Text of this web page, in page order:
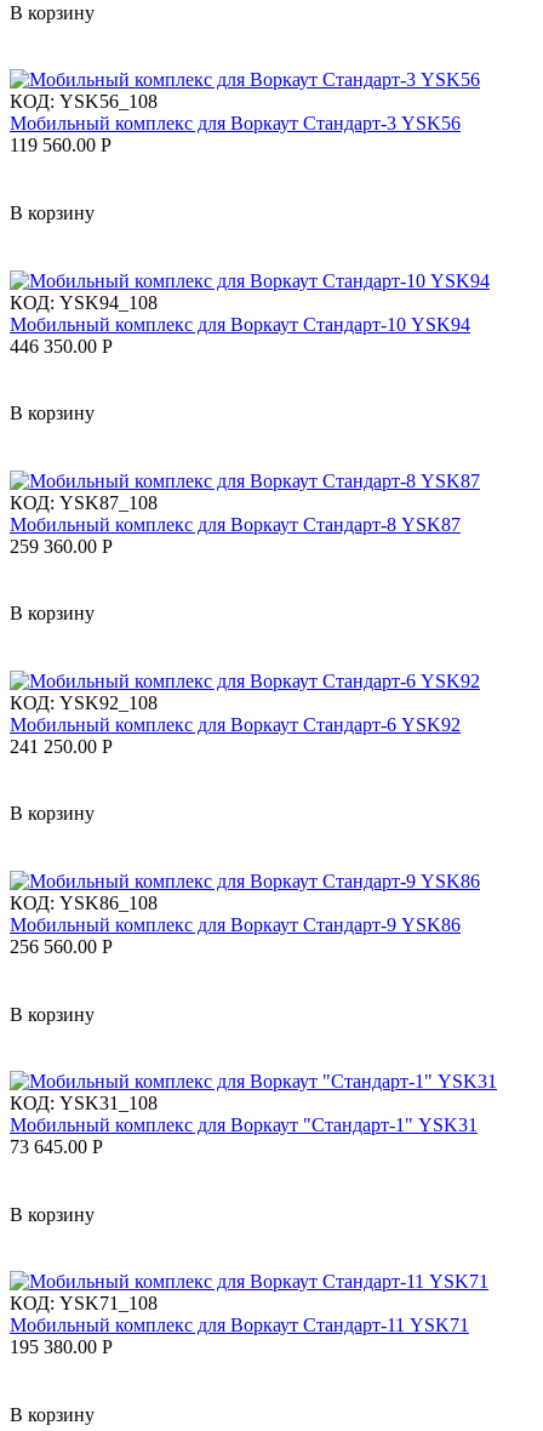
В корзину
КОД: YSK56_108
Мобильный комплекс для Воркаут Стандарт-3 YSK56
119 560.00 Р
В корзину
КОД: YSK94_108
Мобильный комплекс для Воркаут Стандарт-10 YSK94
446 350.00 Р
В корзину
КОД: YSK87_108
Мобильный комплекс для Воркаут Стандарт-8 YSK87
259 360.00 Р
В корзину
КОД: YSK92_108
Мобильный комплекс для Воркаут Стандарт-6 YSK92
241 250.00 Р
В корзину
КОД: YSK86_108
Мобильный комплекс для Воркаут Стандарт-9 YSK86
256 560.00 Р
В корзину
КОД: YSK31_108
Мобильный комплекс для Воркаут "Стандарт-1" YSK31
73 645.00 Р
В корзину
КОД: YSK71_108
Мобильный комплекс для Воркаут Стандарт-11 YSK71
195 380.00 Р
В корзину